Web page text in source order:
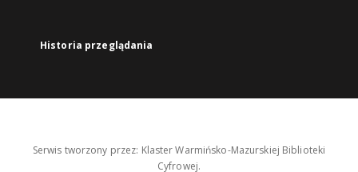
Historia przeglądania
Serwis tworzony przez: Klaster Warmińsko-Mazurskiej Biblioteki
Cyfrowej.